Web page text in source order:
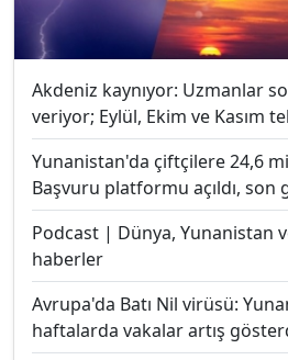
Akdeniz kaynıyor: Uzmanlar
veriyor; Eylül, Ekim ve Kasım
Yunanistan'da çiftçilere 24,6
Başvuru platformu açıldı, son
Podcast | Dünya, Yunanistan
haberler
Avrupa'da Batı Nil virüsü:
haftalarda vakalar artış